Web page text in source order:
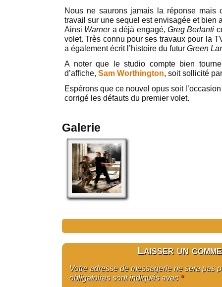
Nous ne saurons jamais la réponse mais
travail sur une sequel est envisagée et bien
Ainsi Warnera déjà engagé,Greg Berlanti
volet. Très connu pour ses travaux pour la
a également écrit l’histoire du futur Green
A noter que le studio compte bien
d’affiche, Sam Worthington, soit sollicité
Espérons que ce nouvel opus soit
corrigé les défauts du premier volet.
Galerie
Laisser un
Votre adresse de messagerie ne sera pas
obligatoires sont indiqués avec *